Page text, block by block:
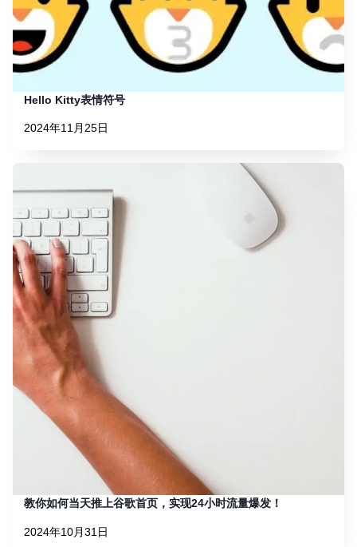
Hello Kitty表情符号
2024年11月25日
教你如何当天推上谷歌首页，实现24小时流量爆发！
2024年10月31日